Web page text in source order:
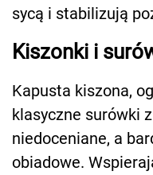
sycą i stabilizują
Kiszonki i
Kapusta kiszona,
klasyczne surówki z
niedoceniane, a
obiadowe.